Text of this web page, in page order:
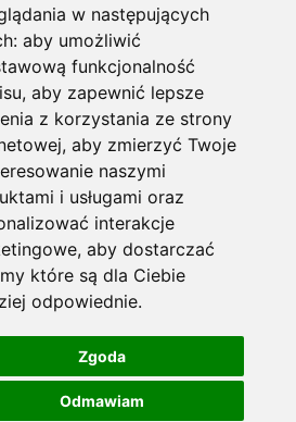
w następujących
aby umożliwić
funkcjonalność
, aby zapewnić lepsze
z korzystania ze strony
, aby zmierzyć Twoje
naszymi
i usługami oraz
interakcje
, aby dostarczać
które są dla Ciebie
odpowiednie.
Zgoda
Odmawiam